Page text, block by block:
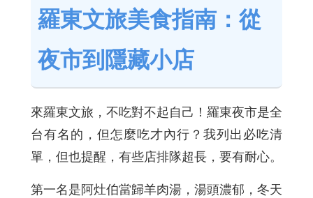
羅東文旅美食指南：從
夜市到隱藏小店
來羅東文旅，不吃對不起自己！羅東夜市是全
台有名的，但怎麼吃才內行？我列出必吃清
單，但也提醒，有些店排隊超長，要有耐心。
第一名是阿灶伯當歸羊肉湯，湯頭濃郁，冬天